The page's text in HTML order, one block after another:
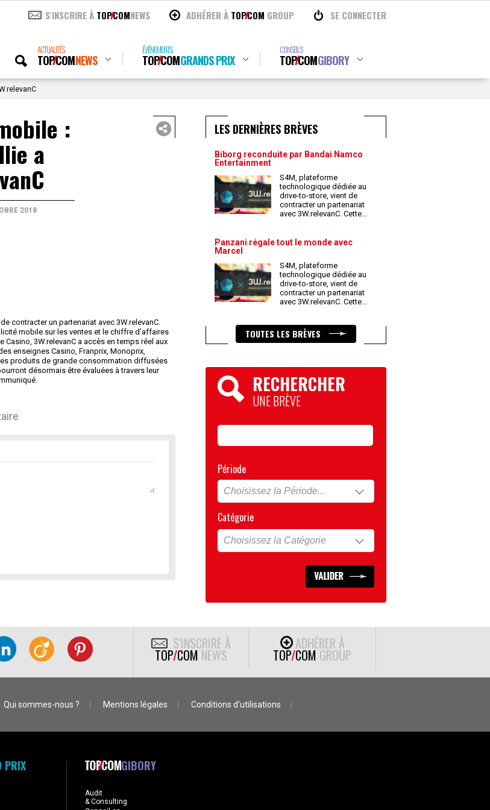
S'INSCRIRE À TOPCOMNEWS ADHÉRER À TOPCOM GROUP SE CONNECTER
ACTUALITÉS
TOPCOMNEWS
ÉVÉNEMENTS
TOPCOMGRANDS PRIX
CONSEILS
TOPCOMGIBORY
:
a
2018
contracter un partenariat avec 3W.relevanC.
mobile sur les ventes et le chiffre d’affaires
3W.relevanC a accès en temps réel aux
enseignes Casino, Franprix, Monoprix,
produits de grande consommation diffusées
désormais être évaluées à travers leur
LES DERNIÈRES BRÈVES
Biborg reconduite par Bandai Namco
Entertainment
S4M, plateforme
technologique dédiée au
drive-to-store, vient de
contracter un partenariat
avec 3W.relevanC. Cette...
Panzani régale tout le monde avec
Marcel
S4M, plateforme
technologique dédiée au
drive-to-store, vient de
contracter un partenariat
avec 3W.relevanC. Cette...
TOUTES LES BRÈVES
RECHERCHER
UNE BRÈVE
Période
Catégorie
S'INSCRIRE À
TOP/COM NEWS
ADHÉRER À
TOP/COM GROUP
Qui sommes-nous ? Mentions légales Conditions d’utilisations
PRIX GIBORY
Audit
& Consulting